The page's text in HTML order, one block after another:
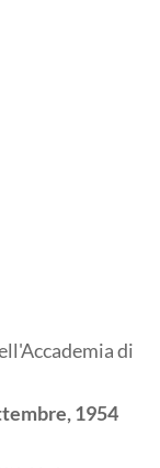
di
1954